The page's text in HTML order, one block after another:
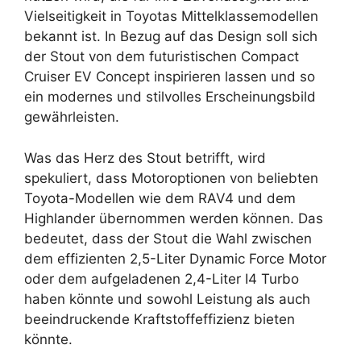
Vielseitigkeit in Toyotas Mittelklassemodellen
bekannt ist. In Bezug auf das Design soll sich
der Stout von dem futuristischen Compact
Cruiser EV Concept inspirieren lassen und so
ein modernes und stilvolles Erscheinungsbild
gewährleisten.
Was das Herz des Stout betrifft, wird
spekuliert, dass Motoroptionen von beliebten
Toyota-Modellen wie dem RAV4 und dem
Highlander übernommen werden können. Das
bedeutet, dass der Stout die Wahl zwischen
dem effizienten 2,5-Liter Dynamic Force Motor
oder dem aufgeladenen 2,4-Liter I4 Turbo
haben könnte und sowohl Leistung als auch
beeindruckende Kraftstoffeffizienz bieten
könnte.